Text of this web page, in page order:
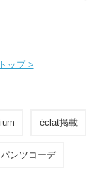
ップ >
éclat掲載
パンツコーデ